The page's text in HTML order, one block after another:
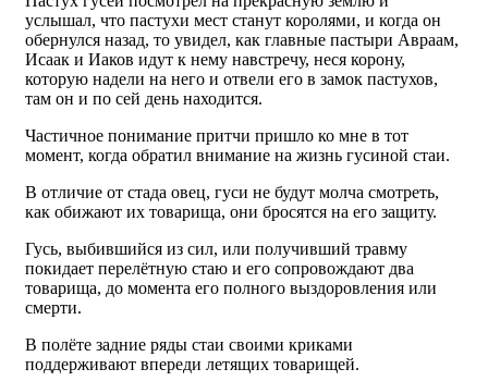
услышал, что пастухи мест станут королями, и когда он
обернулся назад, то увидел, как главные пастыри Авраам,
Исаак и Иаков идут к нему навстречу, неся корону,
которую надели на него и отвели его в замок пастухов,
там он и по сей день находится.
Частичное понимание притчи пришло ко мне в тот
момент, когда обратил внимание на жизнь гусиной стаи.
В отличие от стада овец, гуси не будут молча смотреть,
как обижают их товарища, они бросятся на его защиту.
Гусь, выбившийся из сил, или получивший травму
покидает перелётную стаю и его сопровождают два
товарища, до момента его полного выздоровления или
смерти.
В полёте задние ряды стаи своими криками
поддерживают впереди летящих товарищей.